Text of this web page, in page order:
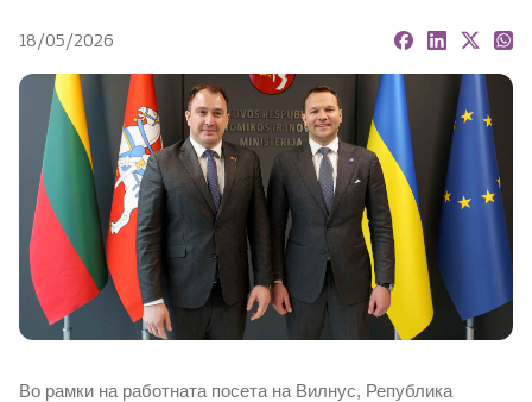
Државен секретар
Центри за услуги ЕТУ
Регулатива
Закони
Важечки стратегии
18/05/2026
Во рамки на работната посета на Вилнус, Република